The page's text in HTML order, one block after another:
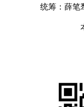
统筹：薛笔